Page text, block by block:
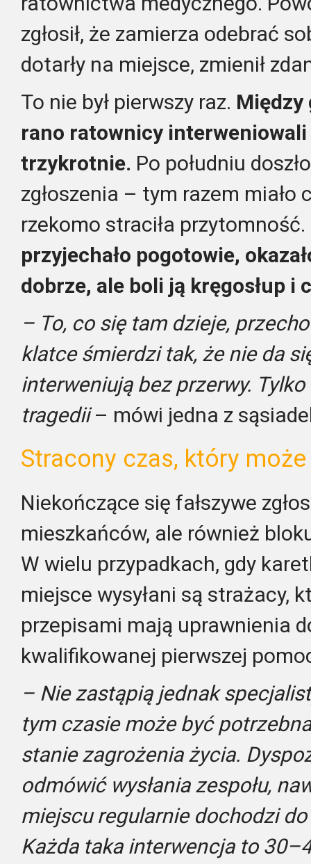
zgłosił, że zamierza odebrać
dotarły na miejsce, zmienił
To nie był pierwszy raz. Między
rano ratownicy
trzykrotnie. Po południu
zgłoszenia – tym razem
rzekomo straciła przytomność.
przyjechało pogotowie,
dobrze, ale boli ją kręgosłup i
– To, co się tam dzieje,
klatce śmierdzi tak, że nie da
interweniują bez przerwy.
tragedii– mówi jedna z
Stracony czas, który
Niekończące się fałszywe
mieszkańców, ale również
W wielu przypadkach, gdy
miejsce wysyłani są strażacy,
przepisami mają uprawnienia
kwalifikowanej pierwszej
– Nie zastąpią jednak
tym czasie może być
stanie zagrożenia życia.
odmówić wysłania zespołu,
miejscu regularnie dochodzi do
Każda taka interwencja to